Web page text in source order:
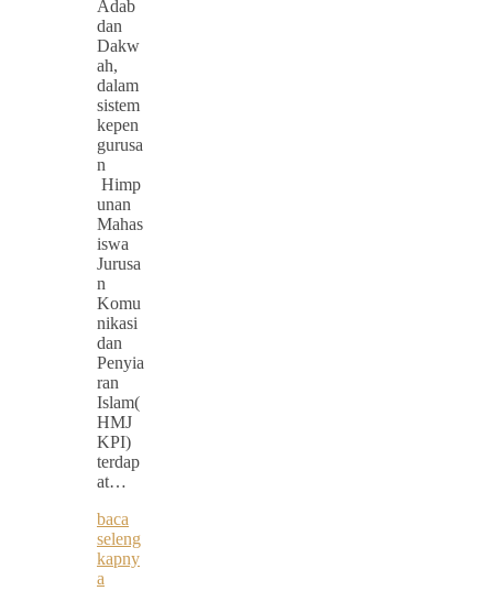
Adab
dan
Dakw
ah,
dalam
sistem
kepen
gurusa
n
Himp
unan
Mahas
iswa
Jurusa
n
Komu
nikasi
dan
Penyia
ran
Islam(
HMJ
KPI)
terdap
at…
baca
seleng
kapny
a